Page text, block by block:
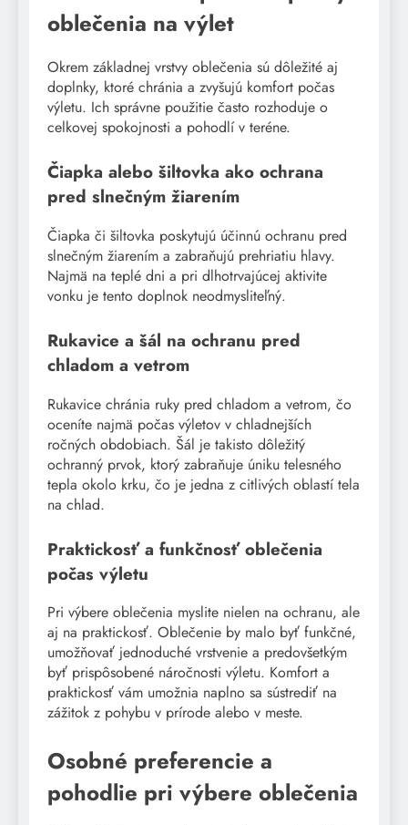
oblečenia na výlet
Okrem základnej vrstvy oblečenia sú dôležité aj
doplnky, ktoré chránia a zvyšujú komfort počas
výletu. Ich správne použitie často rozhoduje o
celkovej spokojnosti a pohodlí v teréne.
Čiapka alebo šiltovka ako ochrana
pred slnečným žiarením
Čiapka či šiltovka poskytujú účinnú ochranu pred
slnečným žiarením a zabraňujú prehriatiu hlavy.
Najmä na teplé dni a pri dlhotrvajúcej aktivite
vonku je tento doplnok neodmysliteľný.
Rukavice a šál na ochranu pred
chladom a vetrom
Rukavice chránia ruky pred chladom a vetrom, čo
oceníte najmä počas výletov v chladnejších
ročných obdobiach. Šál je takisto dôležitý
ochranný prvok, ktorý zabraňuje úniku telesného
tepla okolo krku, čo je jedna z citlivých oblastí tela
na chlad.
Praktickosť a funkčnosť oblečenia
počas výletu
Pri výbere oblečenia myslite nielen na ochranu, ale
aj na praktickosť. Oblečenie by malo byť funkčné,
umožňovať jednoduché vrstvenie a predovšetkým
byť prispôsobené náročnosti výletu. Komfort a
praktickosť vám umožnia naplno sa sústrediť na
zážitok z pohybu v prírode alebo v meste.
Osobné preferencie a
pohodlie pri výbere oblečenia